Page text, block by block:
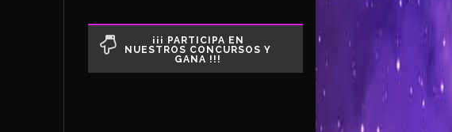
¡¡¡ PARTICIPA EN
NUESTROS CONCURSOS Y
GANA !!!